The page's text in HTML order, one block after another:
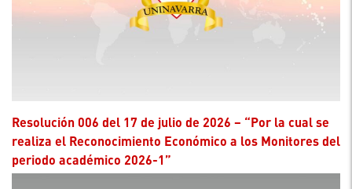
Resolución 006 del 17 de julio de 2026 – “Por la cual se
realiza el Reconocimiento Económico a los Monitores del
periodo académico 2026-1”